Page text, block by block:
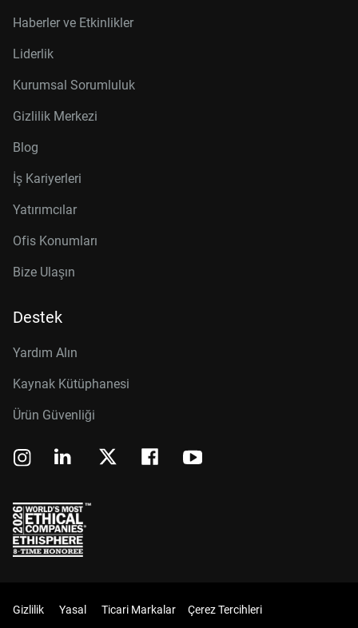
Haberler ve Etkinlikler
Liderlik
Kurumsal Sorumluluk
Gizlilik Merkezi
Blog
İş Kariyerleri
Yatırımcılar
Ofis Konumları
Bize Ulaşın
Destek
Yardım Alın
Kaynak Kütüphanesi
Ürün Güvenliği
Gizlilik Yasal Ticari Markalar Çerez Tercihleri